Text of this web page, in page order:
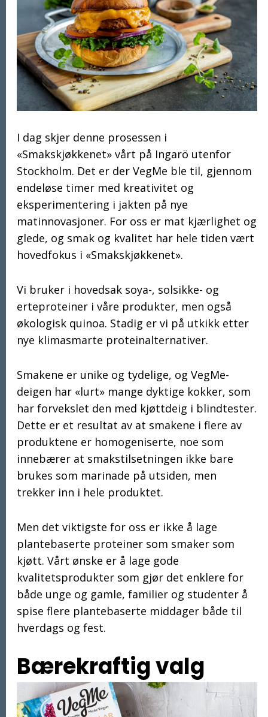
I dag skjer denne prosessen i
«Smakskjøkkenet» vårt på Ingarö utenfor
Stockholm. Det er der VegMe ble til, gjennom
endeløse timer med kreativitet og
eksperimentering i jakten på nye
matinnovasjoner. For oss er mat kjærlighet og
glede, og smak og kvalitet har hele tiden vært
hovedfokus i «Smakskjøkkenet».
Vi bruker i hovedsak soya-, solsikke- og
erteproteiner i våre produkter, men også
økologisk quinoa. Stadig er vi på utkikk etter
nye klimasmarte proteinalternativer.
Smakene er unike og tydelige, og VegMe-
deigen har «lurt» mange dyktige kokker, som
har forvekslet den med kjøttdeig i blindtester.
Dette er et resultat av at smakene i flere av
produktene er homogeniserte, noe som
innebærer at smakstilsetningen ikke bare
brukes som marinade på utsiden, men
trekker inn i hele produktet.
Men det viktigste for oss er ikke å lage
plantebaserte proteiner som smaker som
kjøtt. Vårt ønske er å lage gode
kvalitetsprodukter som gjør det enklere for
både unge og gamle, familier og studenter å
spise flere plantebaserte middager både til
hverdags og fest.
Bærekraftig valg